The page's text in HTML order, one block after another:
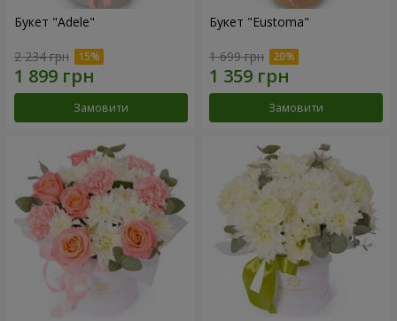
Букет "Adele"
2 234 грн
Замовити
Букет "Eustoma"
1 699 грн
Замовити